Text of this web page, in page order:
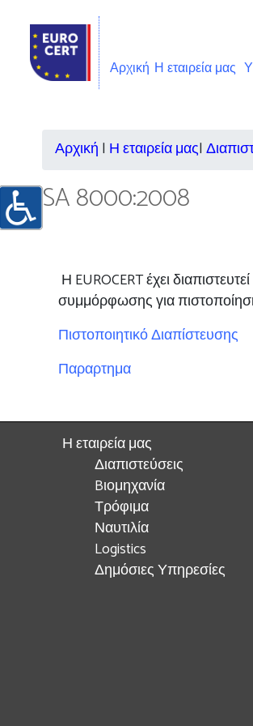
Αρχική Η εταιρεία μας
Αρχική | Η εταιρεία μας|
SA 8000:2008
Η EUROCERTέχει
συμμόρφωσης για
Πιστοποιητικό Διαπίστευσης
Παραρτημα
Η εταιρεία μας
Διαπιστεύσεις
Bιομηχανία
Τρόφιμα
Ναυτιλία
Logistics
Δημόσιες Υπηρεσίες